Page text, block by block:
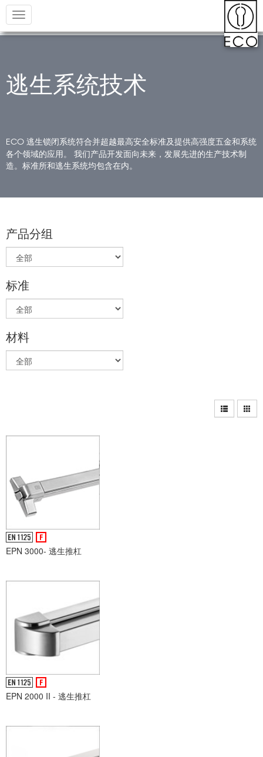
Toggle
navigation
逃生系统技术
ECO 逃生锁闭系统符合并超越最高安全标准及提供高强度五金和系统
各个领域的应用。 我们产品开发面向未来，发展先进的生产技术制
造。标准所和逃生系统均包含在内。
产品分组
标准
材料
EPN 3000- 逃生推杠
EPN 2000 II - 逃生推杠